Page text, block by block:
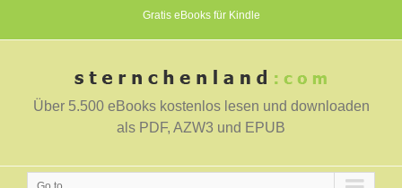
Gratis eBooks für Kindle
Über 5.500 eBooks kostenlos lesen und downloaden
als PDF, AZW3 und EPUB